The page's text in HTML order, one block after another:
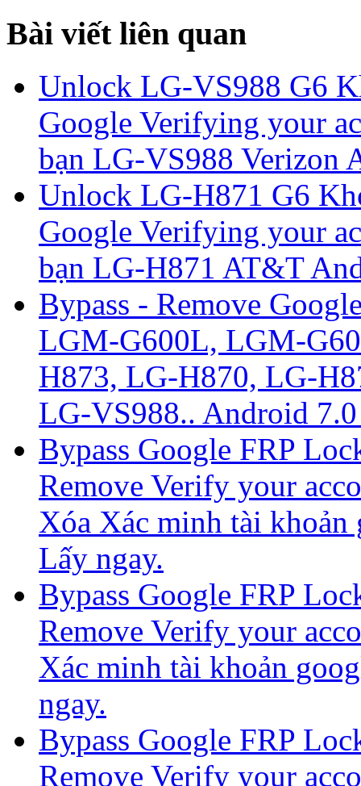
Bài viết liên quan
Unlock LG-VS988 G6
Google Verifying your
bạn LG-VS988 Verizon
Unlock LG-H871 G6
Google Verifying your
bạn LG-H871 AT&T
Bypass - Remove
LGM-G600L, LGM-
H873, LG-H870, LG-
LG-VS988.. Android
Bypass Google FRP
Remove Verify your
Xóa Xác minh tài
Lấy ngay.
Bypass Google FRP
Remove Verify your
Xác minh tài khoản
ngay.
Bypass Google FRP
Remove Verify your